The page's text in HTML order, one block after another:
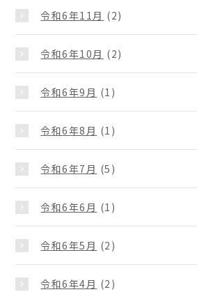
令和6年11月 (2)
令和6年10月 (2)
令和6年9月 (1)
令和6年8月 (1)
令和6年7月 (5)
令和6年6月 (1)
令和6年5月 (2)
令和6年4月 (2)